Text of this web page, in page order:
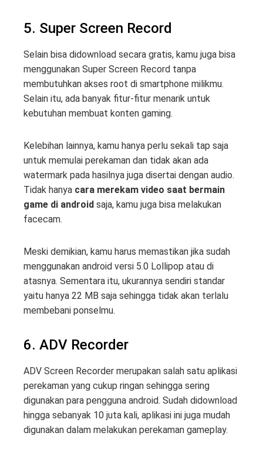
5. Super Screen Record
Selain bisa didownload secara gratis, kamu juga bisa
menggunakan Super Screen Record tanpa
membutuhkan akses root di smartphone milikmu.
Selain itu, ada banyak fitur-fitur menarik untuk
kebutuhan membuat konten gaming.
Kelebihan lainnya, kamu hanya perlu sekali tap saja
untuk memulai perekaman dan tidak akan ada
watermark pada hasilnya juga disertai dengan audio.
Tidak hanya cara merekam video saat bermain
game di android saja, kamu juga bisa melakukan
facecam.
Meski demikian, kamu harus memastikan jika sudah
menggunakan android versi 5.0 Lollipop atau di
atasnya. Sementara itu, ukurannya sendiri standar
yaitu hanya 22 MB saja sehingga tidak akan terlalu
membebani ponselmu.
6. ADV Recorder
ADV Screen Recorder merupakan salah satu aplikasi
perekaman yang cukup ringan sehingga sering
digunakan para pengguna android. Sudah didownload
hingga sebanyak 10 juta kali, aplikasi ini juga mudah
digunakan dalam melakukan perekaman gameplay.